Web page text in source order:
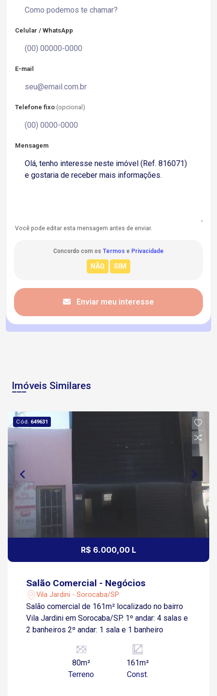
Celular / WhatsApp
E-mail
Telefone fixo (opcional)
Mensagem
Você pode editar esta mensagem antes de enviar.
Concordo com os Termos e Privacidade
Enviar meu interesse
Imóveis Similares
Cód. 649631
R$ 6.000,00 L
Salão Comercial - Negócios
Vila Jardini - Sorocaba/SP
Salão comercial de 161m² localizado no bairro
Vila Jardini em Sorocaba/SP. 1º andar: 4 salas e
2 banheiros 2º andar: 1 sala e 1 banheiro
80m²
Terreno
161m²
Const.